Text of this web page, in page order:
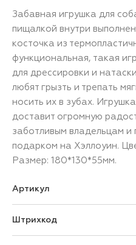
Забавная игрушка для
пищалкой внутри
косточка из
функциональная, такая
для дрессировки и
любят грызть и трепать
носить их в зубах.
доставит огромную
заботливым владельцам и
подарком на Хэллоуин.
Размер: 180*130*55мм.
Артикул
Штрихкод